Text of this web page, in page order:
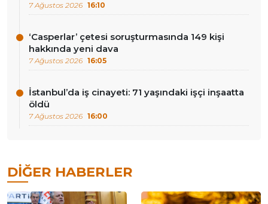
7 Ağustos 2026 16:10
‘Casperlar’ çetesi soruşturmasında 149 kişi
hakkında yeni dava
7 Ağustos 2026 16:05
İstanbul’da iş cinayeti: 71 yaşındaki işçi inşaatta
öldü
7 Ağustos 2026 16:00
DIĞER HABERLER